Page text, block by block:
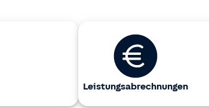
Leistungsabrechnungen